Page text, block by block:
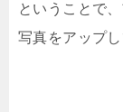
ということで
写真をアップ